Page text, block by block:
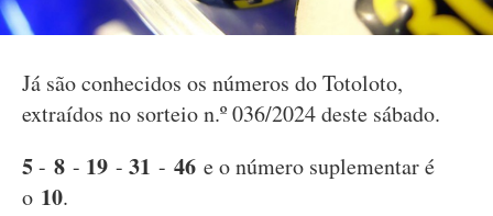
Já são conhecidos os números do Totoloto,
extraídos no sorteio n.º 036/2024 deste sábado.
5- 8 - 19 - 31 - 46 e o número suplementar é
o 10.